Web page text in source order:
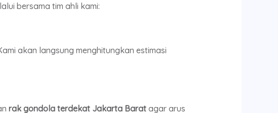
bersama tim ahli kami:
akan langsung menghitungkan estimasi
rak gondola terdekat Jakarta Baratagar arus